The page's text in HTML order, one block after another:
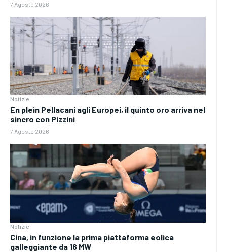
7 Agosto 2026
Notizie
En plein Pellacani agli Europei, il quinto oro arriva nel
sincro con Pizzini
7 Agosto 2026
Notizie
Cina, in funzione la prima piattaforma eolica
galleggiante da 16 MW